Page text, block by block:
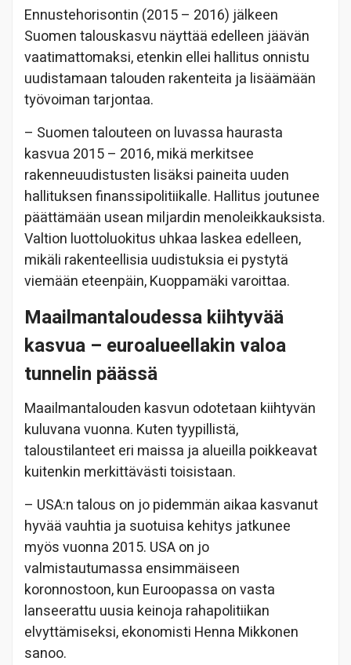
Ennustehorisontin (2015 – 2016) jälkeen
Suomen talouskasvu näyttää edelleen jäävän
vaatimattomaksi, etenkin ellei hallitus onnistu
uudistamaan talouden rakenteita ja lisäämään
työvoiman tarjontaa.
– Suomen talouteen on luvassa haurasta
kasvua 2015 – 2016, mikä merkitsee
rakenneuudistusten lisäksi paineita uuden
hallituksen finanssipolitiikalle. Hallitus joutunee
päättämään usean miljardin menoleikkauksista.
Valtion luottoluokitus uhkaa laskea edelleen,
mikäli rakenteellisia uudistuksia ei pystytä
viemään eteenpäin, Kuoppamäki varoittaa.
Maailmantaloudessa kiihtyvää
kasvua – euroalueellakin valoa
tunnelin päässä
Maailmantalouden kasvun odotetaan kiihtyvän
kuluvana vuonna. Kuten tyypillistä,
taloustilanteet eri maissa ja alueilla poikkeavat
kuitenkin merkittävästi toisistaan.
– USA:n talous on jo pidemmän aikaa kasvanut
hyvää vauhtia ja suotuisa kehitys jatkunee
myös vuonna 2015. USA on jo
valmistautumassa ensimmäiseen
koronnostoon, kun Euroopassa on vasta
lanseerattu uusia keinoja rahapolitiikan
elvyttämiseksi, ekonomisti Henna Mikkonen
sanoo.